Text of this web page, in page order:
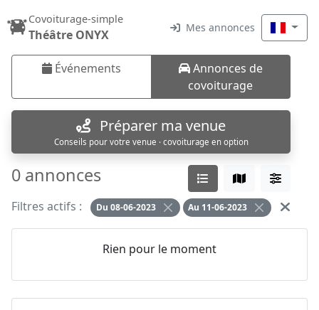
Covoiturage-simple
Théâtre ONYX Mes annonces
Événements
Annonces de
covoiturage
Préparer ma venue
Conseils pour votre venue · covoiturage en option
0 annonces
Filtres actifs : Du 08-06-2023 Au 11-06-2023
Rien pour le moment